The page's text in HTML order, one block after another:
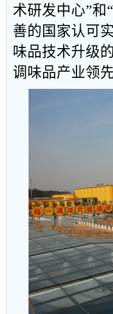
术研发中心”和
善的国家认可
味品技术升级
调味品产业领